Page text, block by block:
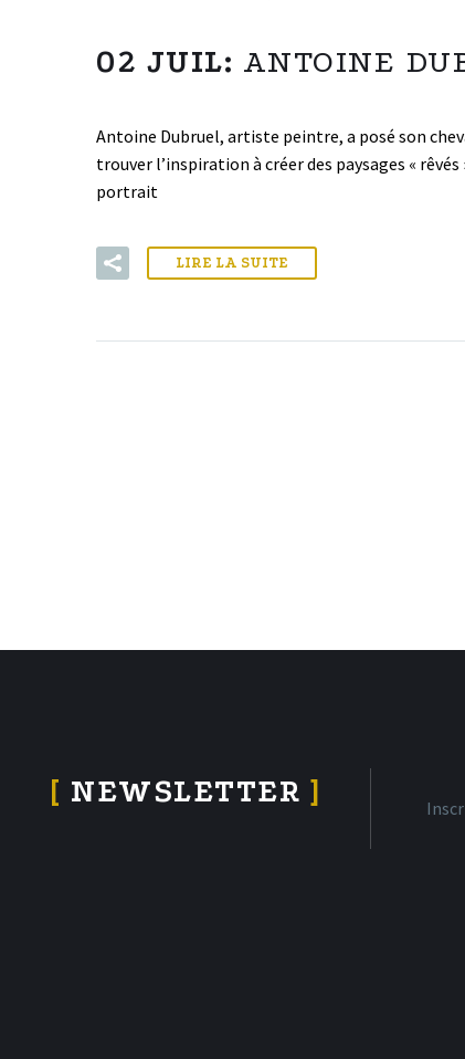
02 JUIL: ANTOINE
Antoine Dubruel, artiste peintre, a posé son
trouver l’inspiration à créer des paysages «
portrait
LIRE LA SUITE
[ NEWSLETTER ]